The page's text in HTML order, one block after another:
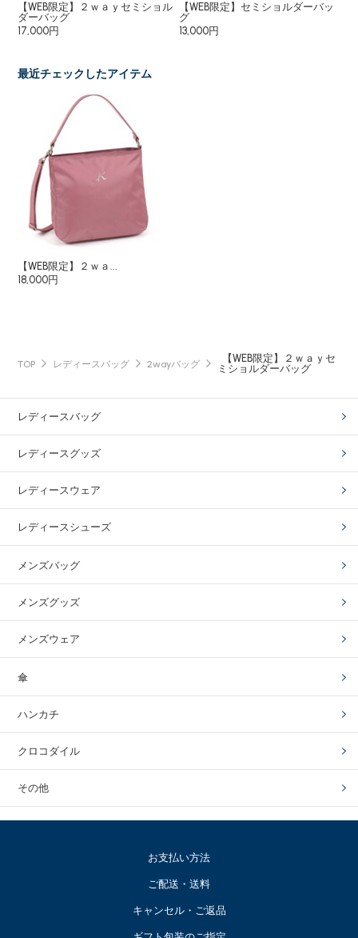
【WEB限定】２ｗａｙセミショル
ダーバッグ
17,000円
【WEB限定】セミショルダーバッ
グ
13,000円
最近チェックしたアイテム
【WEB限定】２ｗａ...
18,000円
TOP レディースバッグ 2wayバッグ
【WEB限定】２ｗａｙセ
ミショルダーバッグ
レディースバッグ
レディースグッズ
レディースウェア
レディースシューズ
メンズバッグ
メンズグッズ
メンズウェア
傘
ハンカチ
クロコダイル
その他
お支払い方法
ご配送・送料
キャンセル・ご返品